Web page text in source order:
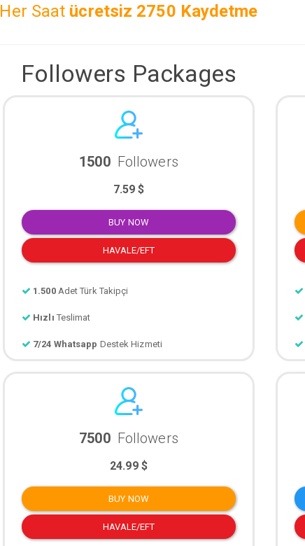
Her Saat ücretsiz 2750 Kaydetme
Followers Packages
1500 Followers
7.59 $
BUY NOW
HAVALE/EFT
1.500 Adet Türk Takipçi
Hızlı Teslimat
7/24 Whatsapp Destek Hizmeti
7500 Followers
24.99 $
BUY NOW
HAVALE/EFT